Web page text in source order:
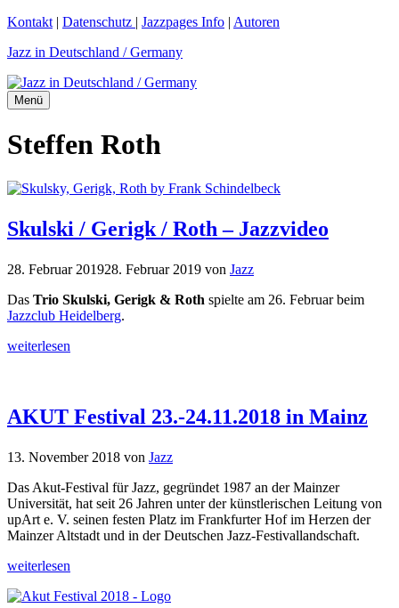
Zum
springen
Kontakt | Datenschutz | Jazzpages Info | Autoren
Jazz in Deutschland / Germany
Menü
Steffen Roth
Skulski / Gerigk / Roth – Jazzvideo
28. Februar 201928. Februar 2019 von Jazz
Das Trio Skulski, Gerigk & Roth spielte am 26. Februar beim
Jazzclub Heidelberg.
weiterlesen
AKUT Festival 23.-24.11.2018 in Mainz
13. November 2018 von Jazz
Das Akut-Festival für Jazz, gegründet 1987 an der Mainzer
Universität, hat seit 26 Jahren unter der künstlerischen Leitung von
upArt e. V. seinen festen Platz im Frankfurter Hof im Herzen der
Mainzer Altstadt und in der Deutschen Jazz-Festivallandschaft.
weiterlesen